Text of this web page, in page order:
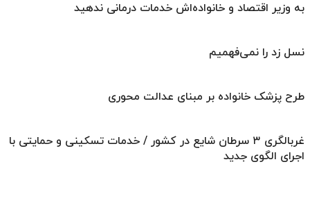
به وزیر اقتصاد و خانواده‌اش خدمات درمانی ندهید
نسل زد را نمی‌فهمیم
طرح پزشک خانواده بر مبنای عدالت محوری
غربالگری ۳ سرطان شایع در کشور / خدمات تسکینی و حمایتی با
اجرای الگوی جدید